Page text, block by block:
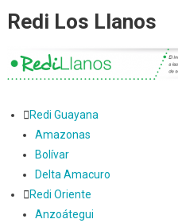
Redi Los Llanos
Redi Guayana
Amazonas
Bolívar
Delta Amacuro
Redi Oriente
Anzoátegui